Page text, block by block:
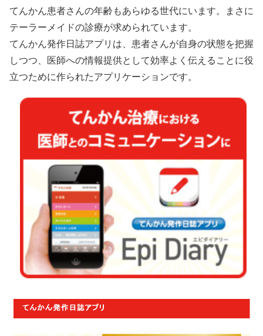
てんかん患者さんの年齢もあらゆる世代にいます。まさに
テーラーメイドの診療が求められています。
てんかん発作日誌アプリは、患者さんが自身の状態を把握
しつつ、医師への情報提供として効率よく伝えることに役
立つために作られたアプリケーションです。